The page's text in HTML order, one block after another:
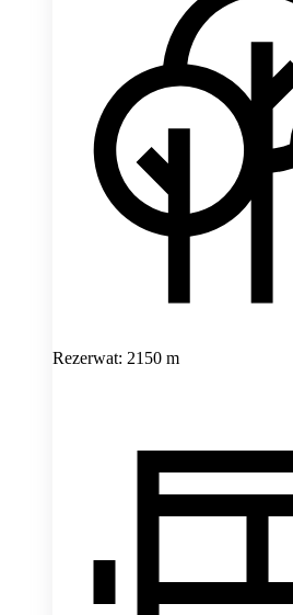
Rezerwat: 2150 m